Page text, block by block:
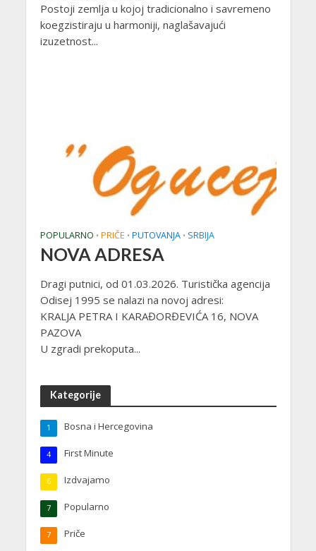
Postoji zemlja u kojoj tradicionalno i savremeno
koegzistiraju u harmoniji, naglašavajući
izuzetnost...
POPULARNO • PRIČE • PUTOVANJA • SRBIJA
NOVA ADRESA
Dragi putnici, od 01.03.2026. Turistička agencija
Odisej 1995 se nalazi na novoj adresi:
KRALJA PETRA I KARAĐORĐEVIĆA 16, NOVA
PAZOVA
U zgradi prekoputa...
Kategorije
Bosna i Hercegovina
1
First Minute
4
Izdvajamo
6
Popularno
7
Priče
7